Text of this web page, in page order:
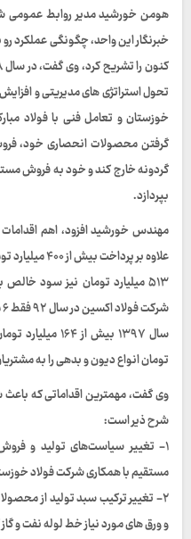
هومن خورشید مدیر روابط عمومی
خبرنگار این واحد، چگونگی عملکرد
تحول استراتژی های مدیریتی و
خوزستان و تعامل فنی با فولاد
گرفتن محصولات انحصاری خود،
گردونه خارج کند و خود به فروش
بپردازد.
علاوه بر
۵۱۳ میلیارد تومان نیز سود
تومان انواع دیون و بدهی را به
وی گفت، مهمترین اقداماتی که
شرح ذیر است:
۱- تغییر سیاست‌های تولید و
مستقیم با همکاری شرکت فولاد
۲- تغییر ترکیب سبد تولید از
و ورق های مورد نیاز خط لوله نفت و